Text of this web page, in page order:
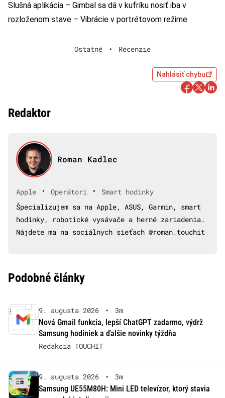
Slušná aplikácia – Gimbal sa dá v kufríku nosiť iba v
rozloženom stave – Vibrácie v portrétovom režime
Ostatné • Recenzie
Nahlásiť chybu
Redaktor
Roman Kadlec
Apple • Operátori •
Smart hodinky
Špecializujem sa na Apple, ASUS, Garmin, smart
hodinky, robotické vysávače a herné zariadenia.
Nájdete ma na sociálnych sieťach @roman_touchit
Podobné články
9. augusta 2026 •
3m
Nová Gmail funkcia, lepší ChatGPT zadarmo, výdrž
Samsung hodiniek a ďalšie novinky týždňa
Redakcia TOUCHIT
9. augusta 2026 •
3m
Samsung UE55M80H: Mini LED televízor, ktorý stavia